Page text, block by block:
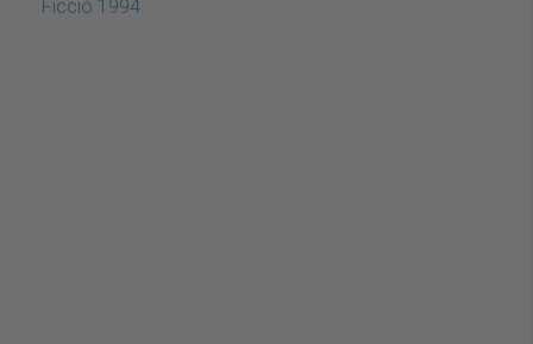
Ficció 1994